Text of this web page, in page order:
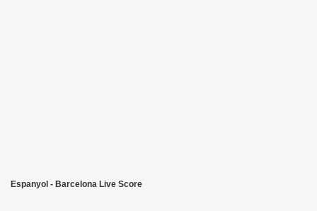
Espanyol - Barcelona Live Score